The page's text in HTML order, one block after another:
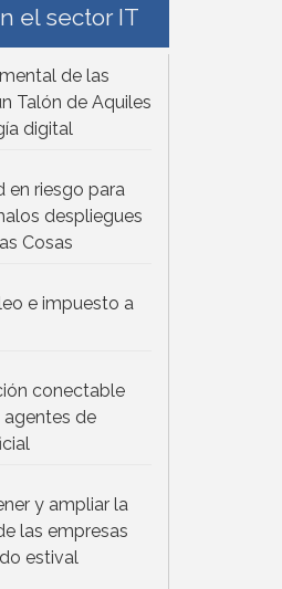
el sector IT
de las
Talón de Aquiles
digital
en riesgo para
despliegues
Cosas
e impuesto a
conectable
de
y ampliar la
las empresas
estival